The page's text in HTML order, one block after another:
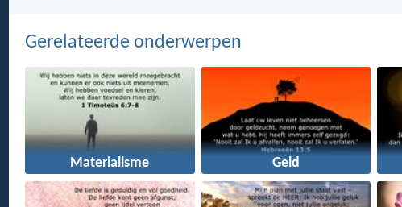
Gerelateerde onderwerpen
Materialisme Geld